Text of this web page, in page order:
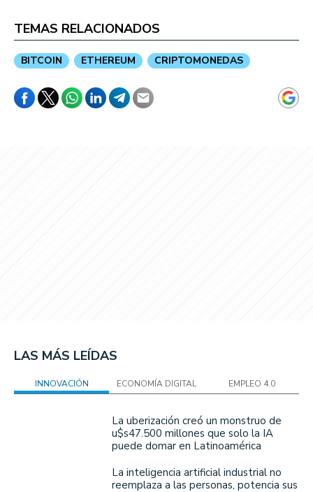
TEMAS RELACIONADOS
BITCOIN ETHEREUM CRIPTOMONEDAS
LAS MÁS LEÍDAS
INNOVACIÓN ECONOMÍA DIGITAL EMPLEO 4.0
La uberización creó un monstruo de
u$s47.500 millones que solo la IA
puede domar en Latinoamérica
La inteligencia artificial industrial no
reemplaza a las personas, potencia sus